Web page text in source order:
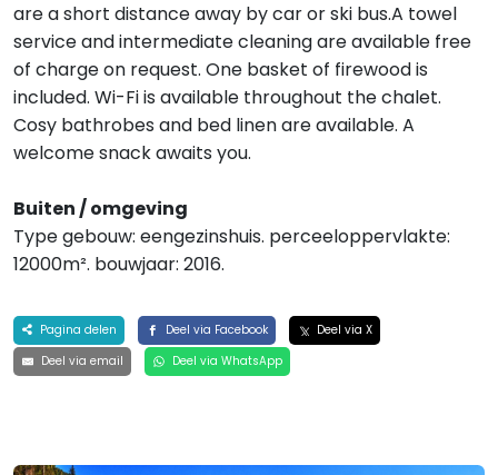
are a short distance away by car or ski bus.A towel
service and intermediate cleaning are available free
of charge on request. One basket of firewood is
included. Wi-Fi is available throughout the chalet.
Cosy bathrobes and bed linen are available. A
welcome snack awaits you.
Buiten / omgeving
Type gebouw: eengezinshuis. perceeloppervlakte:
12000m². bouwjaar: 2016.
Pagina delen Deel via Facebook
Deel via X
Deel via email
Deel via WhatsApp